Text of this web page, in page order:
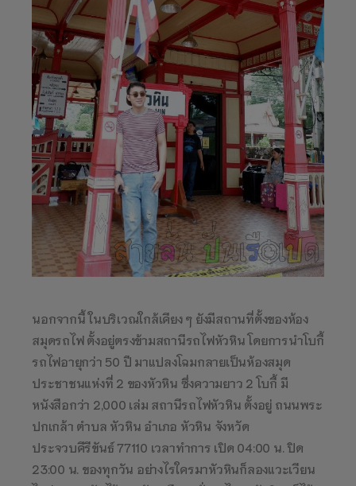
นอกจากนี้ ในบริเวณใกล้เคียง ๆ ยังมีสถานที่ตั้งของห้อง
สมุดรถไฟ ตั้งอยู่ตรงข้ามสถานีรถไฟหัวหิน โดยการนำโบกี้
รถไฟอายุกว่า 50 ปี มาแปลงโฉมกลายเป็นห้องสมุด
ประชาชนแห่งที่ 2 ของหัวหิน ซึ่งความยาว 2 โบกี้ มี
หนังสือกว่า 2,000 เล่ม สถานีรถไฟหัวหิน ตั้งอยู่ ถนนพระ
ปกเกล้า ตำบล หัวหิน อำเภอ หัวหิน จังหวัด
ประจวบคีรีขันธ์ 77110 เวลาทำการ เปิด 04:00 น. ปิด
23:00 น. ของทุกวัน อย่างไรใครมาหัวหินก็ลองแวะเวียน